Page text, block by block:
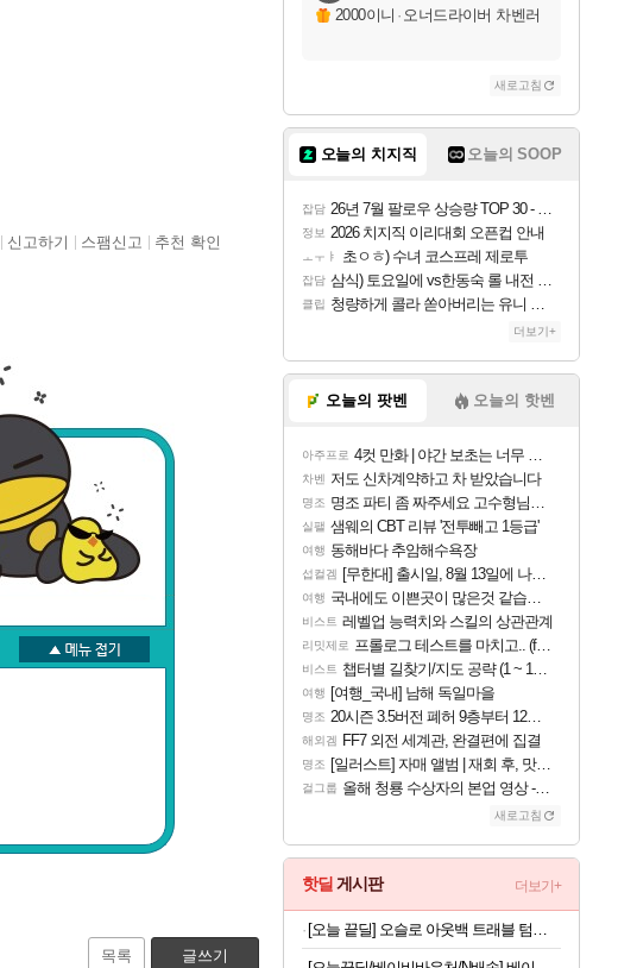
신고하기 스팸신고 추천 확인
목록 글쓰기
2000이니 · 오너드라이버 차벤러
새로고침
오늘의 치지직 오늘의 SOOP
잡담 26년 7월 팔로우 상승량 TOP 30 - 월간 치지직
정보 2026 치지직 이리대회 오픈컵 안내
ㅗㅜㅑ 초ㅇㅎ) 수녀 코스프레 제로투
잡담 삼식) 토요일에 vs한동숙 롤 내전 예정
클립 청량하게 콜라 쏟아버리는 유니 ㅋㅋㅋ
더보기+
오늘의 팟벤 오늘의 핫벤
아주프로 4컷 만화 | 야간 보초는 너무 힘들어
차벤 저도 신차계약하고 차 받았습니다
명조 명조 파티 좀 짜주세요 고수형님들…
실팰 샘웨의 CBT 리뷰 '전투빼고 1등급'
여행 동해바다 추암해수욕장
섭컬겜 [무한대] 출시일, 8월 13일에 나오나
여행 국내에도 이쁜곳이 많은것 같습니다
비스트 레벨업 능력치와 스킬의 상관관계
리밋제로 프롤로그 테스트를 마치고.. (feat. 리아)
비스트 챕터별 길찾기/지도 공략 (1 ~ 12장)
여행 [여행_국내] 남해 독일마을
명조 20시즌 3.5버전 폐허 9층부터 12층까지 클리어 조합 | 죽음의 노래와 바닷속 폐허 |
해외겜 FF7 외전 세계관, 완결편에 집결
명조 [일러스트] 자매 앨범 | 재회 후, 맛집에서
걸그룹 올해 청룡 수상자의 본업 영상 - 스테이씨 윤
새로고침
핫딜 게시판 더보기+